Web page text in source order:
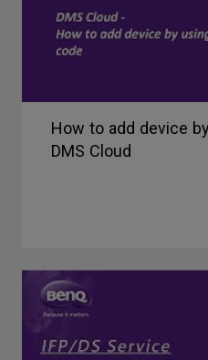
How to add device
DMS Cloud